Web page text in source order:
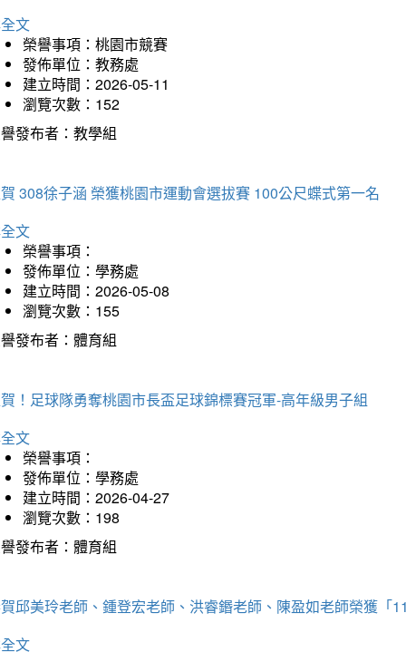
文
榮譽事項：桃園市競賽
發佈單位：教務處
建立時間：2026-05-11
瀏覽次數：152
發布者：教學組
308徐子涵 榮獲桃園市運動會選拔賽 100公尺蝶式第一名
文
榮譽事項：
發佈單位：學務處
建立時間：2026-05-08
瀏覽次數：155
發布者：體育組
！足球隊勇奪桃園市長盃足球錦標賽冠軍-高年級男子組
文
榮譽事項：
發佈單位：學務處
建立時間：2026-04-27
瀏覽次數：198
發布者：體育組
邱美玲老師、鍾登宏老師、洪睿鍲老師、陳盈如老師榮獲「
文